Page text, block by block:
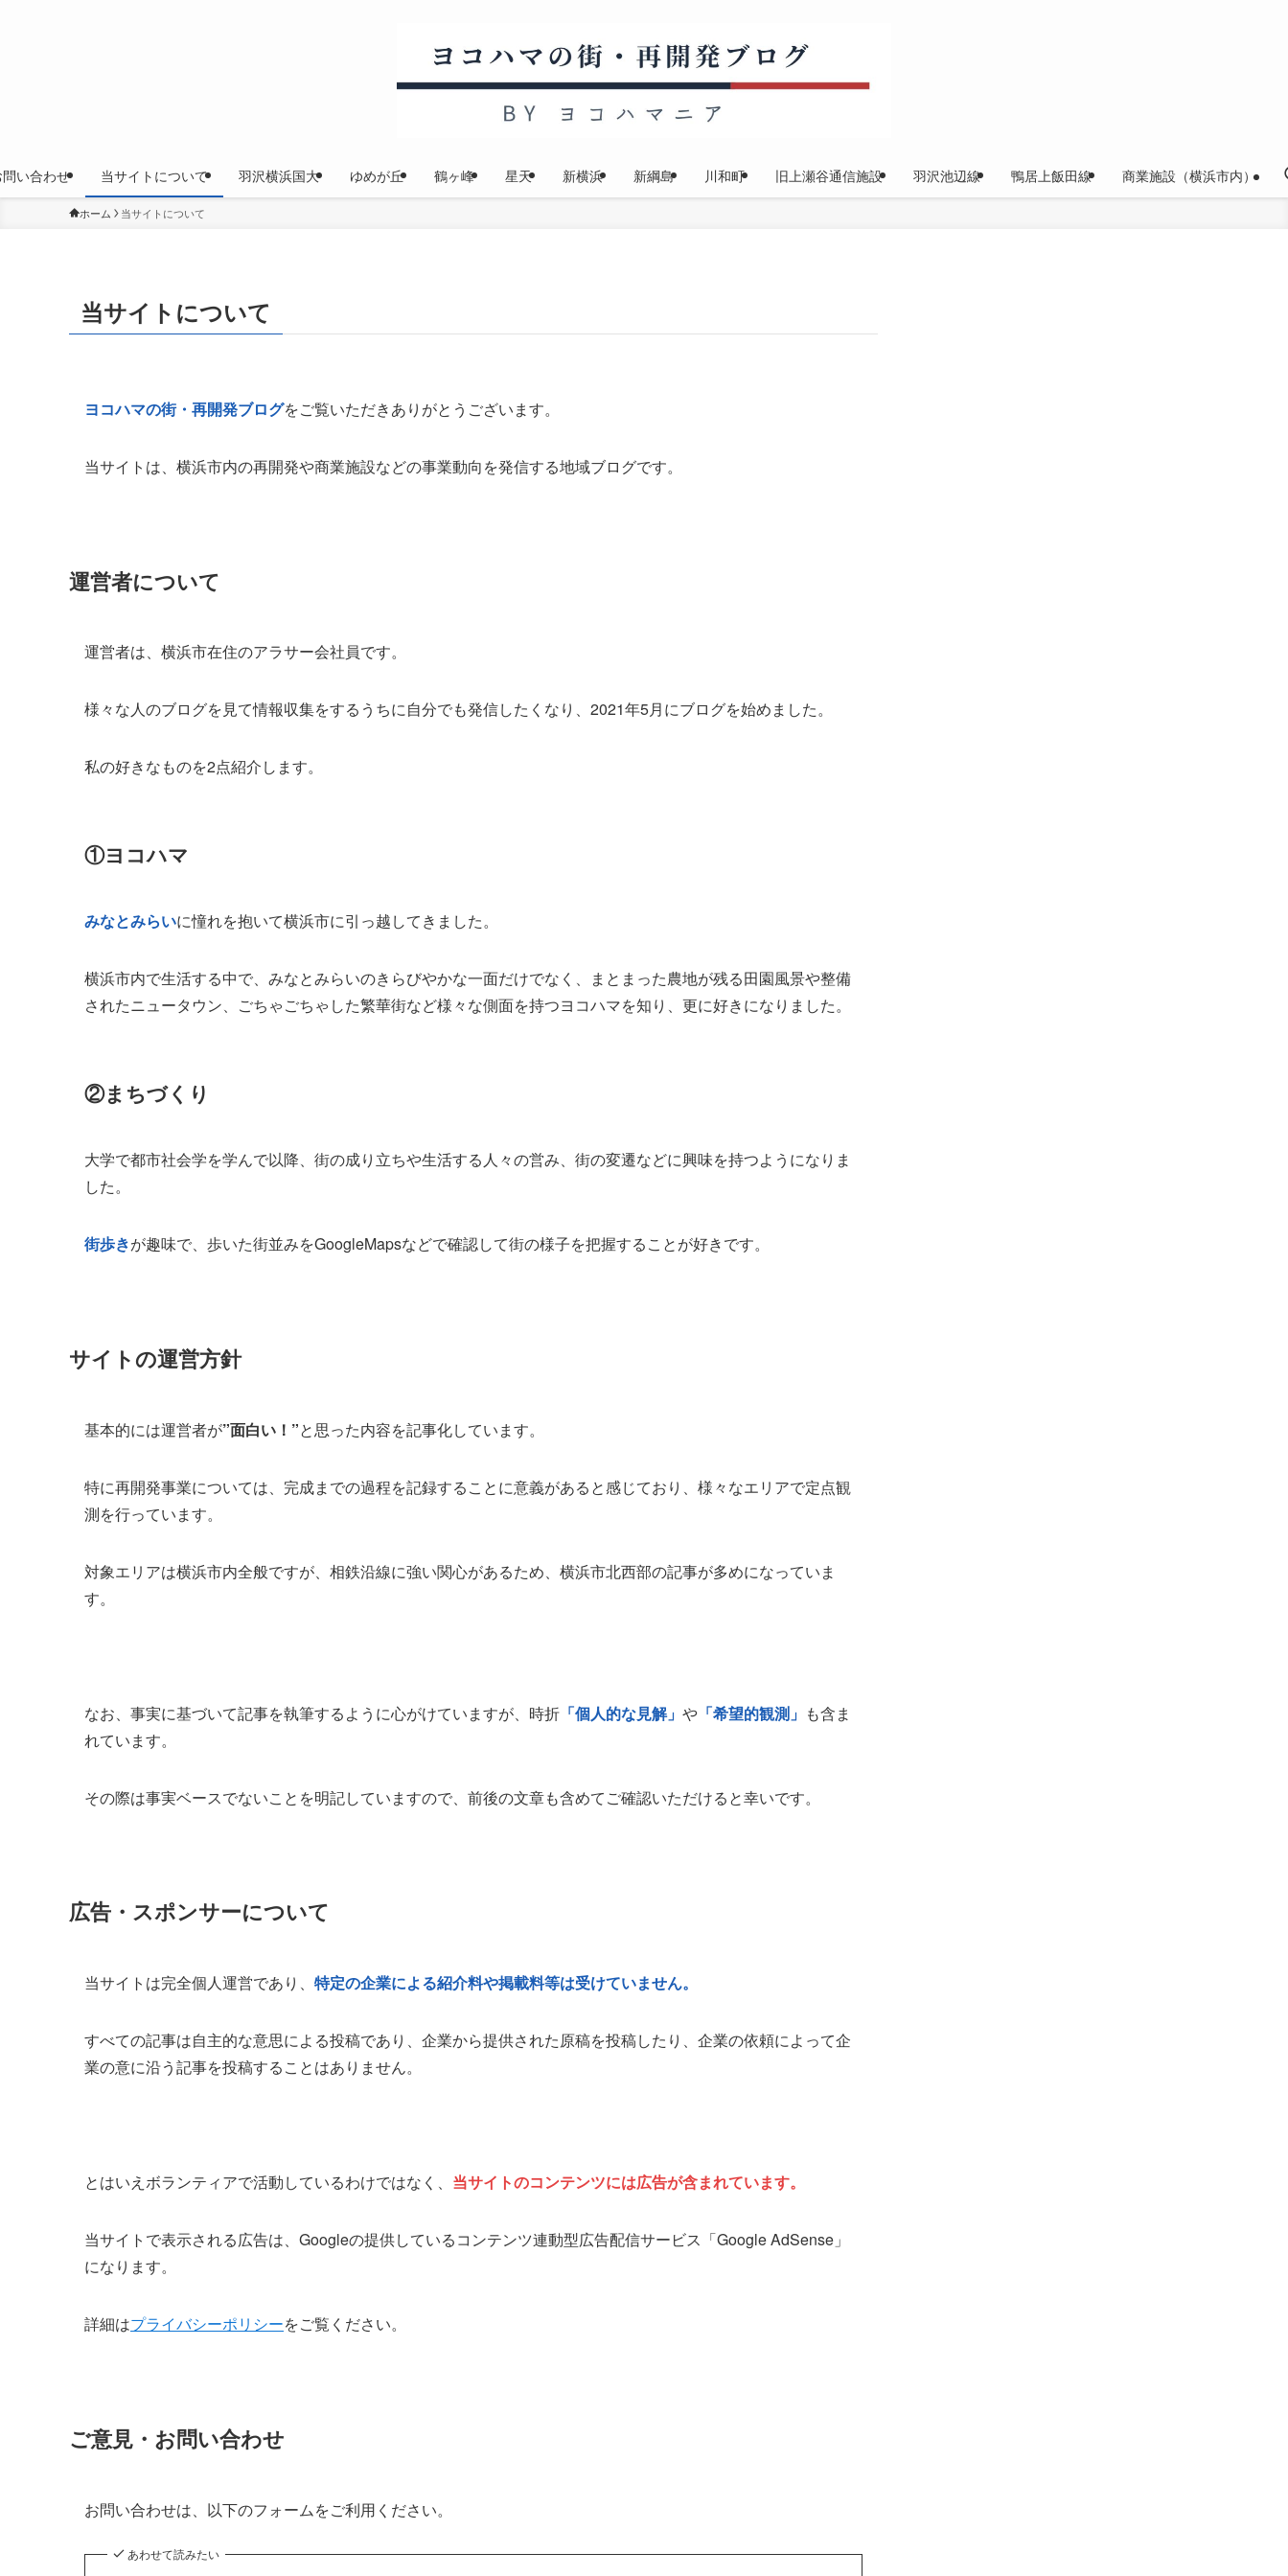
い合わせ 当サイトについて 羽沢横浜国大 ゆめが丘 鶴ヶ峰 星天 新横浜 新綱島 川和町 旧上瀬谷通信施設 羽沢池辺線 鴨居上飯田線 商業施設（横浜市内）
ホーム 当サイトについて
当サイトについて
ヨコハマの街・再開発ブログをご覧いただきありがとうございます。
当サイトは、横浜市内の再開発や商業施設などの事業動向を発信する地域ブログです。
運営者について
運営者は、横浜市在住のアラサー会社員です。
様々な人のブログを見て情報収集をするうちに自分でも発信したくなり、2021年5月にブログを始めました。
私の好きなものを2点紹介します。
①ヨコハマ
みなとみらいに憧れを抱いて横浜市に引っ越してきました。
横浜市内で生活する中で、みなとみらいのきらびやかな一面だけでなく、まとまった農地が残る田園風景や整備
されたニュータウン、ごちゃごちゃした繁華街など様々な側面を持つヨコハマを知り、更に好きになりました。
②まちづくり
大学で都市社会学を学んで以降、街の成り立ちや生活する人々の営み、街の変遷などに興味を持つようになりま
した。
街歩きが趣味で、歩いた街並みをGoogleMapsなどで確認して街の様子を把握することが好きです。
サイトの運営方針
基本的には運営者が”面白い！”と思った内容を記事化しています。
特に再開発事業については、完成までの過程を記録することに意義があると感じており、様々なエリアで定点観
測を行っています。
対象エリアは横浜市内全般ですが、相鉄沿線に強い関心があるため、横浜市北西部の記事が多めになっていま
す。
なお、事実に基づいて記事を執筆するように心がけていますが、時折 「個人的な見解」 や 「希望的観測」 も含ま
れています。
その際は事実ベースでないことを明記していますので、前後の文章も含めてご確認いただけると幸いです。
広告・スポンサーについて
当サイトは完全個人運営であり、 特定の企業による紹介料や掲載料等は受けていません。
すべての記事は自主的な意思による投稿であり、企業から提供された原稿を投稿したり、企業の依頼によって企
業の意に沿う記事を投稿することはありません。
とはいえボランティアで活動しているわけではなく、 当サイトのコンテンツには広告が含まれています。
当サイトで表示される広告は、Googleの提供しているコンテンツ連動型広告配信サービス「Google AdSense」
になります。
詳細はプライバシーポリシーをご覧ください。
ご意見・お問い合わせ
お問い合わせは、以下のフォームをご利用ください。
あわせて読みたい